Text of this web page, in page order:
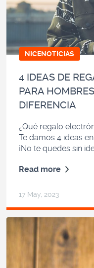
NICENOTICIAS
4 IDEAS DE
PARA
DIFERENCIA
¿Qué regalo
Te damos 4 ideas
¡No te quedes sin
Read more
17 May, 2023